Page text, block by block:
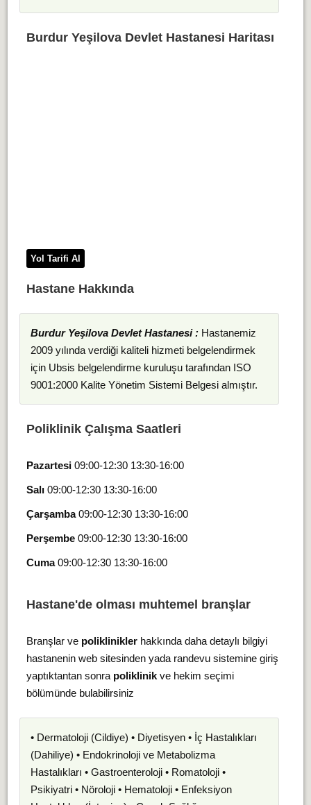
Burdur Yeşilova Devlet Hastanesi Haritası
Yol Tarifi Al
Hastane Hakkında
Burdur Yeşilova Devlet Hastanesi : Hastanemiz
2009 yılında verdiği kaliteli hizmeti belgelendirmek
için Ubsis belgelendirme kuruluşu tarafından ISO
9001:2000 Kalite Yönetim Sistemi Belgesi almıştır.
Poliklinik Çalışma Saatleri
Pazartesi09:00-12:30 13:30-16:00
Salı09:00-12:30 13:30-16:00
Çarşamba09:00-12:30 13:30-16:00
Perşembe09:00-12:30 13:30-16:00
Cuma09:00-12:30 13:30-16:00
Hastane'de olması muhtemel branşlar
Branşlar ve polikliniklerhakkında daha detaylı bilgiyi
hastanenin web sitesinden yada randevu sistemine giriş
yaptıktantan sonra poliklinikve hekim seçimi
bölümünde bulabilirsiniz
• Dermatoloji (Cildiye) • Diyetisyen • İç Hastalıkları
(Dahiliye) • Endokrinoloji ve Metabolizma
Hastalıkları • Gastroenteroloji • Romatoloji •
Psikiyatri • Nöroloji • Hematoloji • Enfeksiyon